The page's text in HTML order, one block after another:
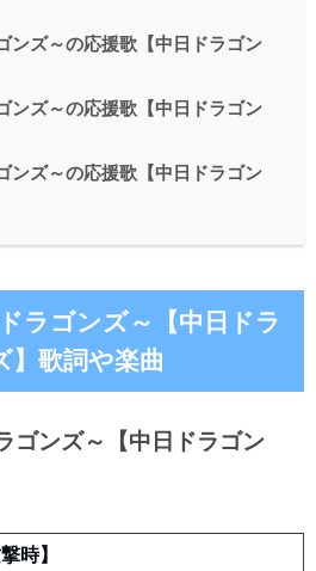
ンズ～の応援歌【中日ドラゴン
ンズ～の応援歌【中日ドラゴン
ンズ～の応援歌【中日ドラゴン
ラゴンズ～【中日ドラ
】歌詞や楽曲
ゴンズ～【中日ドラゴン
時】